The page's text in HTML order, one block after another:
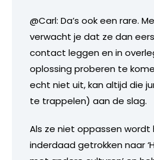
@Carl: Da’s ook een rare.
verwacht je dat ze dan
contact leggen en in
oplossing proberen te
echt niet uit, kan altijd die
te trappelen) aan de slag.
Als ze niet oppassen wordt
inderdaad getrokken naar